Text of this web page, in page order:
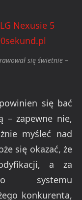
się świetnie –
się bać
– zapewne nie,
myśleć nad
się okazać, że
a za
systemu
konkurenta,